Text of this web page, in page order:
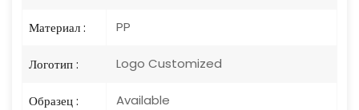
Материал : PP
Логотип : Logo Customized
Образец : Available